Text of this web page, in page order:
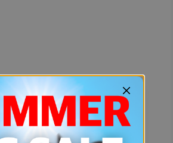
예상치 못한 에러입니다.